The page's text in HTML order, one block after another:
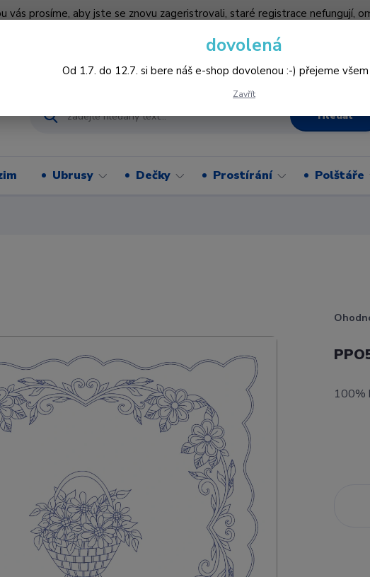
vás prosíme, aby jste se znovu zageristrovali, staré registrace nefungují,
Hledat
Ubrusy Dečky Prostírání Polštáře
100%
dovolená
Od 1.7. do 12.7. si bere náš e-shop dovolenou :-) přejeme
Zavřít